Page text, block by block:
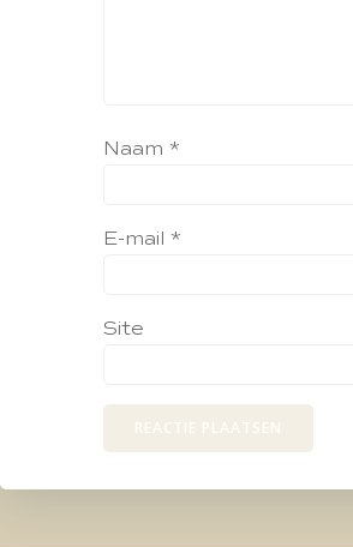
Naam *
E-mail *
Site